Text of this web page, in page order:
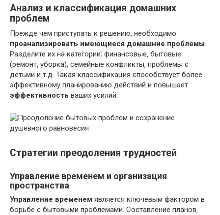
Анализ и классификация домашних
проблем
Прежде чем приступать к решению‚ необходимо
проанализировать имеющиеся домашние проблемы.
Разделите их на категории⁚ финансовые‚ бытовые
(ремонт‚ уборка)‚ семейные конфликты‚ проблемы с
детьми и т.д. Такая классификация способствует более
эффективному планированию действий и повышает
эффективность ваших усилий.
Стратегии преодоления трудностей
Управление временем и организация
пространства
Управление временем является ключевым фактором в
борьбе с бытовыми проблемами. Составление планов‚